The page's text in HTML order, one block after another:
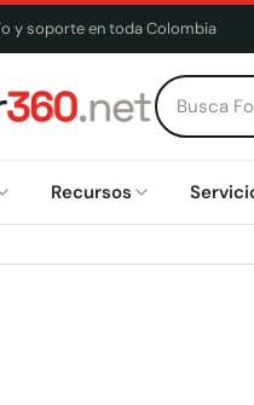
y soporte en toda Colombia
Recursos